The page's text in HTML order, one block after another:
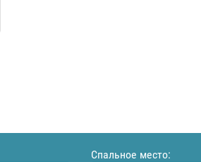
Спальное место: